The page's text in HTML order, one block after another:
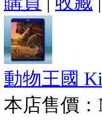
動物王國
本店售價：